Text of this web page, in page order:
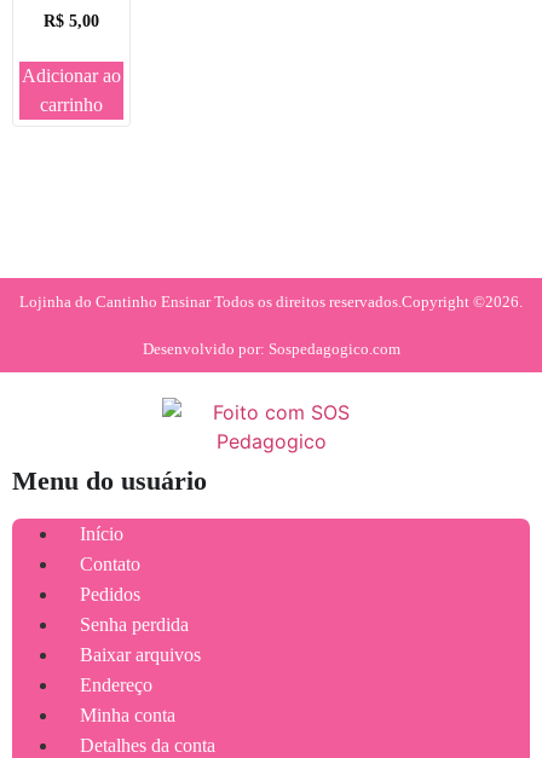
R$5,00
Adicionar ao
carrinho
Lojinha do Cantinho Ensinar Todos os direitos reservados.Copyright ©2026.
Desenvolvido por: Sospedagogico.com
Menu do usuário
Início
Contato
Pedidos
Senha perdida
Baixar arquivos
Endereço
Minha conta
Detalhes da conta